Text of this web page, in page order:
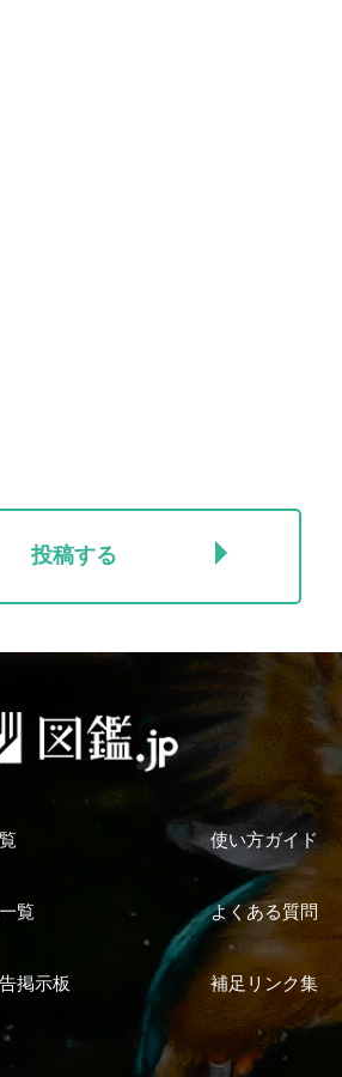
投稿する
使い方ガイド
覧 よくある質問
掲示板 補足リンク集